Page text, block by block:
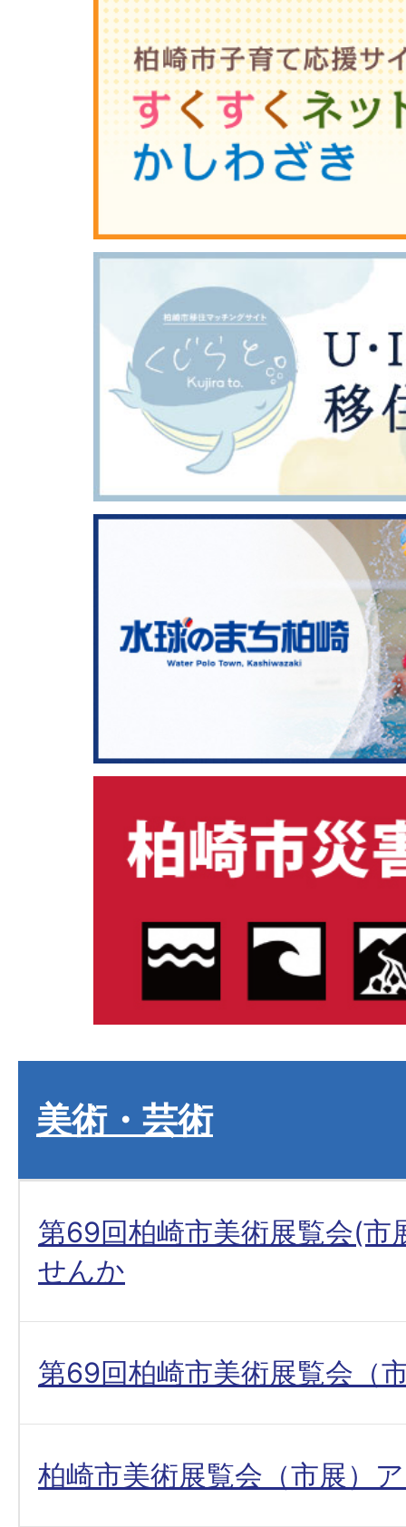
美術・芸術
第69回柏崎市美術展覧会(市
せんか
第69回柏崎市美術展覧会（
柏崎市美術展覧会（市展）